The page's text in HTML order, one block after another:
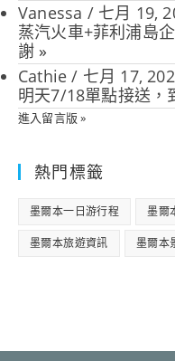
Vanessa / 七月 19,
蒸汽火車+菲利浦島
謝 »
Cathie / 七月 17,
明天7/18單點接送，
進入留言版 »
熱門標籤
墨爾本一日游行程 墨爾
墨爾本旅遊資訊 墨爾本